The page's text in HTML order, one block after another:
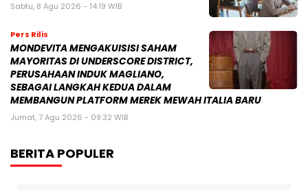
Sabtu, 8 Agu 2026 - 14:19 WIB
Pers Rilis
MONDEVITA MENGAKUISISI SAHAM
MAYORITAS DI UNDERSCORE DISTRICT,
PERUSAHAAN INDUK MAGLIANO,
SEBAGAI LANGKAH KEDUA DALAM
MEMBANGUN PLATFORM MEREK MEWAH ITALIA BARU
Jumat, 7 Agu 2026 - 09:32 WIB
BERITA POPULER